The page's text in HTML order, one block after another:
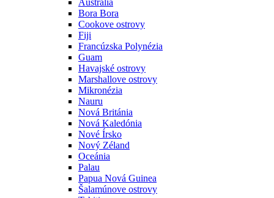
Austrália
Bora Bora
Cookove ostrovy
Fiji
Francúzska Polynézia
Guam
Havajské ostrovy
Marshallove ostrovy
Mikronézia
Nauru
Nová Británia
Nová Kaledónia
Nové Írsko
Nový Zéland
Oceánia
Palau
Papua Nová Guinea
Šalamúnove ostrovy